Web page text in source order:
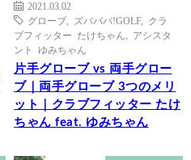
2021.03.02
グローブ
ズバババ!GOLF, クラ
ブフィッター たけちゃん
アシスタ
ント ゆみちゃん
片手グローブ vs 両手グロー
ブ｜両手グローブ 3つのメリ
ット｜クラブフィッター たけ
ちゃん feat. ゆみちゃん